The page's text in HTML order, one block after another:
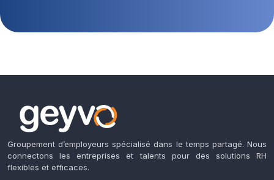
Groupement d’employeurs spécialisé dans le temps partagé. Nous
connectons les entreprises et talents pour des solutions RH
flexibles et efficaces.